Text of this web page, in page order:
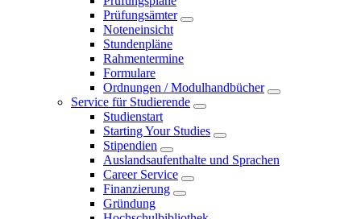
Prüfungsämter
Noteneinsicht
Stundenpläne
Rahmentermine
Formulare
Ordnungen / Modulhandbücher
Service für Studierende
Studienstart
Starting Your Studies
Stipendien
Auslandsaufenthalte und Sprachen
Career Service
Finanzierung
Gründung